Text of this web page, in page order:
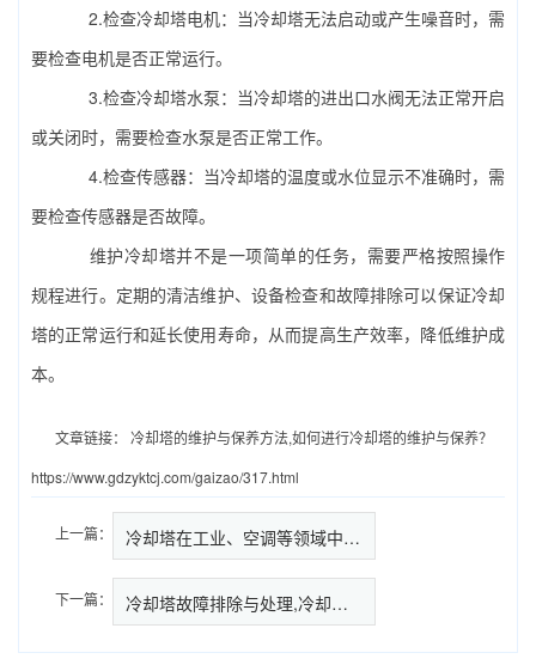
2.检查冷却塔电机：当冷却塔无法启动或产生噪音时，需
要检查电机是否正常运行。
3.检查冷却塔水泵：当冷却塔的进出口水阀无法正常开启
或关闭时，需要检查水泵是否正常工作。
4.检查传感器：当冷却塔的温度或水位显示不准确时，需
要检查传感器是否故障。
维护冷却塔并不是一项简单的任务，需要严格按照操作
规程进行。定期的清洁维护、设备检查和故障排除可以保证冷却
塔的正常运行和延长使用寿命，从而提高生产效率，降低维护成
本。
文章链接：
冷却塔的维护与保养方法,如何进行冷却塔的维护与保养？
https://www.gdzyktcj.com/gaizao/317.html
上一篇： 冷却塔在工业、空调等领域中的应…
下一篇： 冷却塔故障排除与处理,冷却塔常